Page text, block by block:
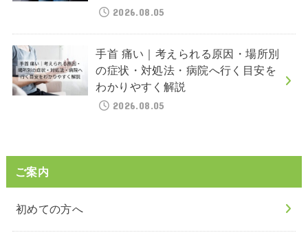
2026.08.05
手首 痛い｜考えられる原因・場所別
の症状・対処法・病院へ行く目安を
わかりやすく解説
2026.08.05
ご案内
初めての方へ